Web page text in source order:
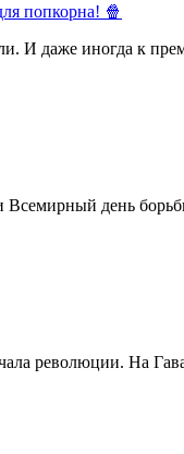
попкорна! 🍿
И даже иногда к
день
революции. На